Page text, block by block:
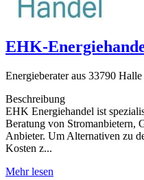
EHK-
Energieberater aus 33790
Beschreibung
EHK Energiehandel ist
Beratung von Stromanbietern,
Anbieter. Um Alternativen zu
Kosten z...
Mehr lesen